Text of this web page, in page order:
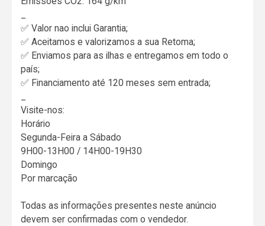
✅ Valor nao inclui Garantia;
✅ Aceitamos e valorizamos a sua Retoma;
✅ Enviamos para as ilhas e entregamos em todo o
país;
✅ Financiamento até 120 meses sem entrada;
Visite-nos:
Horário
Segunda-Feira a Sábado
9H00-13H00 / 14H00-19H30
Domingo
Por marcação
Todas as informações presentes neste anúncio
devem ser confirmadas com o vendedor.